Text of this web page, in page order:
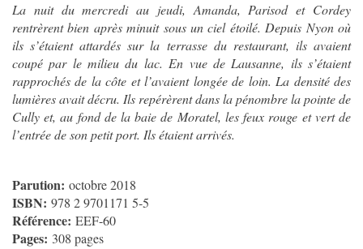
La nuit du mercredi au jeudi, Amanda, Parisod et Cordey
rentrèrent bien après minuit sous un ciel étoilé. Depuis Nyon où
ils s’étaient attardés sur la terrasse du restaurant, ils avaient
coupé par le milieu du lac. En vue de Lausanne, ils s’étaient
rapprochés de la côte et l’avaient longée de loin. La densité des
lumières avait décru. Ils repérèrent dans la pénombre la pointe de
Cully et, au fond de la baie de Moratel, les feux rouge et vert de
l’entrée de son petit port. Ils étaient arrivés.
Parution: octobre 2018
ISBN: 978 2 9701171 5-5
Référence: EEF-60
Pages: 308 pages